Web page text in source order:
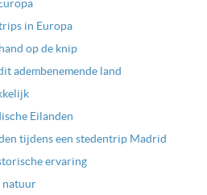
in Europa
op de knip
adembenemende land
Eilanden
tijdens een stedentrip Madrid
ervaring
natuur